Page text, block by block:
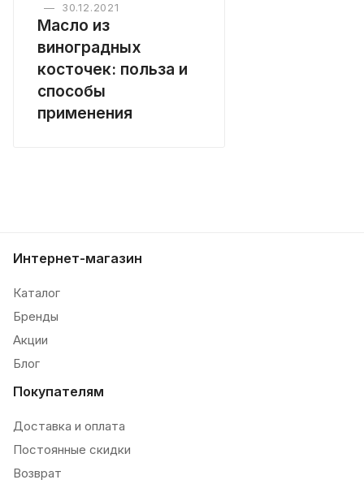
—
30.12.2021
Масло из
виноградных
косточек: польза и
способы
применения
Интернет-магазин
Каталог
Бренды
Акции
Блог
Покупателям
Доставка и оплата
Постоянные скидки
Возврат